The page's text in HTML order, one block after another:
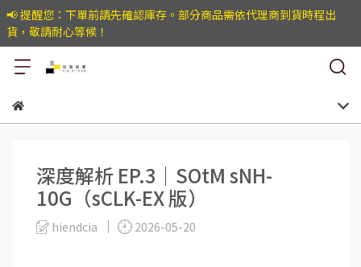
📢 提醒您：下單前請先確認庫存。部分商品需依代理商到貨時程出
貨，敬請耐心等候！
深度解析 EP.3｜SOtM sNH-
10G（sCLK-EX 版）
hiendcia 2026-05-20